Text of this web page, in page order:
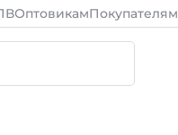
ОптовикамПокупателям